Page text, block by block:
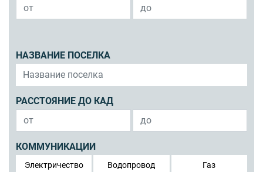
НАЗВАНИЕ ПОСЕЛКА
РАССТОЯНИЕ ДО КАД
КОММУНИКАЦИИ
Электричество Водопровод Газ